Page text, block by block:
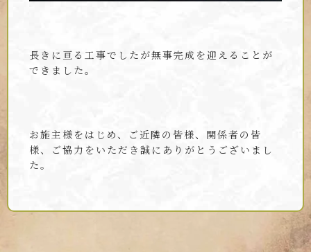
長きに亘る工事でしたが無事完成を迎えることが
できました。
お施主様をはじめ、ご近隣の皆様、関係者の皆
様、ご協力をいただき誠にありがとうございまし
た。